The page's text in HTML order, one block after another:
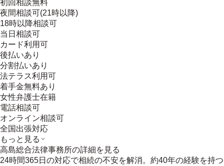
初回相談無料
夜間相談可(21時以降)
18時以降相談可
当日相談可
カード利用可
後払いあり
分割払いあり
法テラス利用可
着手金無料あり
女性弁護士在籍
電話相談可
オンライン相談可
全国出張対応
もっと見る
高島総合法律事務所の詳細を見る
24時間365日の対応で相続の不安を解消。約40年の経験を持つ